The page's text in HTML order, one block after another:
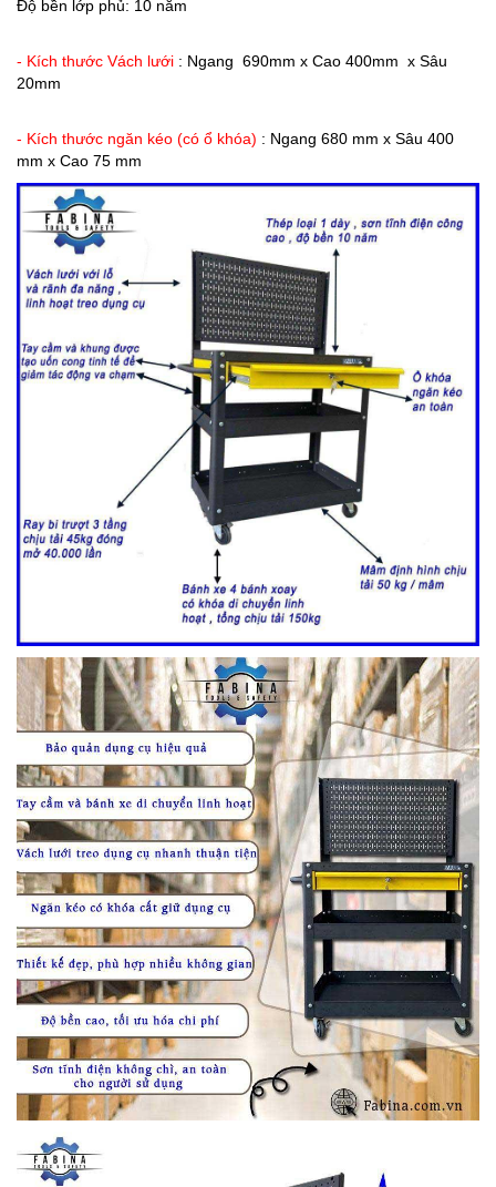
Độ bền lớp phủ: 10 năm
- Kích thước Vách lưới : Ngang 690mm x Cao 400mm x Sâu
20mm
- Kích thước ngăn kéo (có ổ khóa) : Ngang 680 mm x Sâu 400
mm x Cao 75 mm